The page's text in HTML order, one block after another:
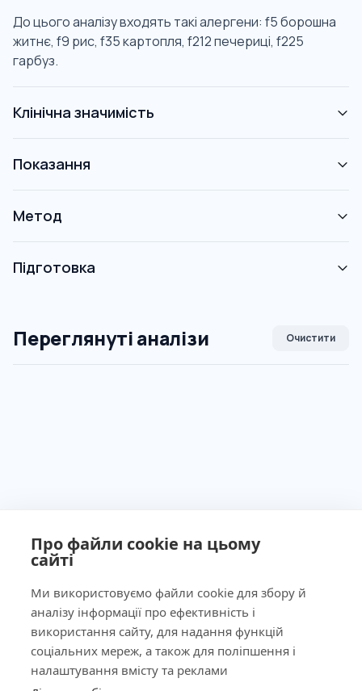
Про файли cookie на цьому
сайті
Ми використовуємо файли cookie для збору й
аналізу інформації про ефективність і
використання сайту, для надання функцій
соціальних мереж, а також для поліпшення і
налаштування вмісту та реклами
До цього аналізу входять такі алергени: f5 борошна
житнє, f9 рис, f35 картопля, f212 печериці, f225
гарбуз.
Клінічна значимість
Показання
Метод
Підготовка
Переглянуті аналізи Очистити
Ліцензія МОЗ України №603260 від 23.09.2011